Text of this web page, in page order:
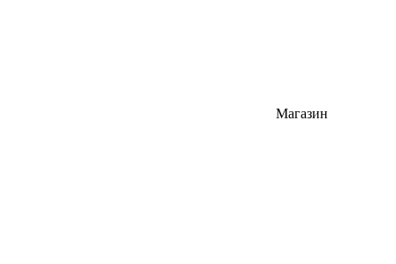
Магазин